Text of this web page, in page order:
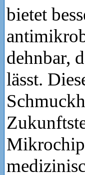
bietet
dehnbar,
lässt.